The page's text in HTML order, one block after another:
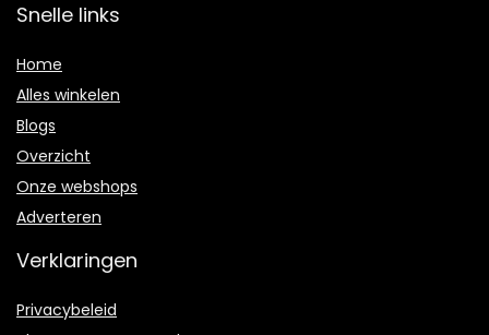
Snelle links
Home
Alles winkelen
Blogs
Overzicht
Onze webshops
Adverteren
Verklaringen
Privacybeleid